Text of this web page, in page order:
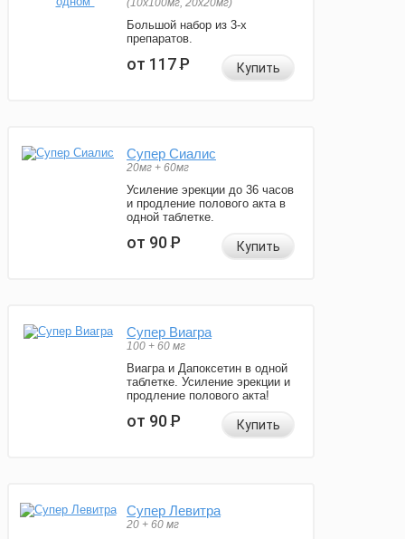
(10x100мг, 20x20мг)
Большой набор из 3-х
препаратов.
от 117Р Купить
Супер Сиалис
20мг + 60мг
Усиление эрекции до 36 часов
и продление полового акта в
одной таблетке.
от 90Р Купить
Супер Виагра
100 + 60 мг
Виагра и Дапоксетин в одной
таблетке. Усиление эрекции и
продление полового акта!
от 90Р Купить
Супер Левитра
20 + 60 мг